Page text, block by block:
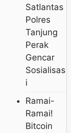
Satlantas
Polres
Tanjung
Perak
Gencar
Sosialisas
I
Ramai-
Ramai!
Bitcoin